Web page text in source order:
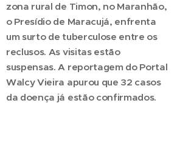
zona rural de Timon, no Maranhão,
o Presídio de Maracujá, enfrenta
um surto de tuberculose entre os
reclusos. As visitas estão
suspensas. A reportagem do Portal
Walcy Vieira apurou que 32 casos
da doença já estão confirmados.